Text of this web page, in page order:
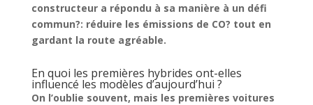
constructeur a répondu à sa manière à un défi
commun?: réduire les émissions de CO? tout en
gardant la route agréable.
En quoi les premières hybrides ont-elles
influencé les modèles d’aujourd’hui ?
On l’oublie souvent, mais les premières voitures